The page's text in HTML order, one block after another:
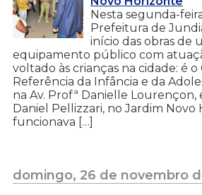
Nesta segunda-
Prefeitura de
início das obras de
equipamento público com
voltado às crianças na cidade: é o
Referência da Infância e da
na Av. Profª Danielle Lourençon,
Daniel Pellizzari, no Jardim Novo
funcionava […]
domingo, 26 de novembro